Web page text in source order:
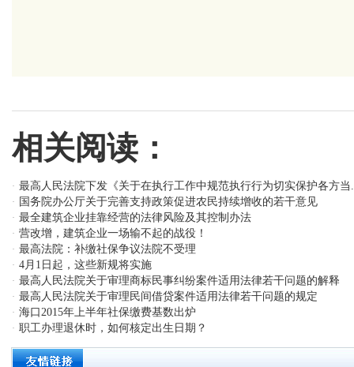
相关阅读：
· 最高人民法院下发《关于在执行工作中规范执行行为切实保护各方当
· 国务院办公厅关于完善支持政策促进农民持续增收的若干意见
· 最全建筑企业挂靠经营的法律风险及其控制办法
· 营改增，建筑企业一场输不起的战役！
· 最高法院：补缴社保争议法院不受理
· 4月1日起，这些新规将实施
· 最高人民法院关于审理商标民事纠纷案件适用法律若干问题的解释
· 最高人民法院关于审理民间借贷案件适用法律若干问题的规定
· 海口2015年上半年社保缴费基数出炉
· 职工办理退休时，如何核定出生日期？